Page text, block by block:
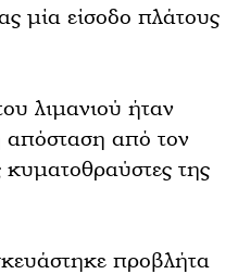
μία είσοδο πλάτους
λιμανιού ήταν
απόσταση από τον
της
προβλήτα